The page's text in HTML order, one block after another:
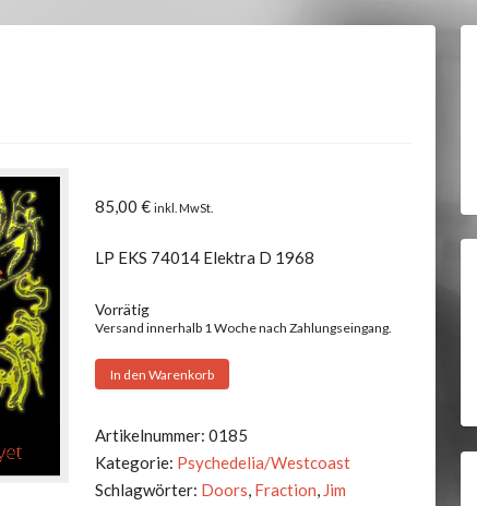
85,00€ inkl. MwSt.
LP EKS 74014 Elektra D 1968
Vorrätig
Versand innerhalb 1 Woche nach Zahlungseingang.
Doors
Strange
Days
Menge
In den Warenkorb
Artikelnummer:0185
Kategorie: Psychedelia/Westcoast
Schlagwörter: Doors, Fraction, Jim